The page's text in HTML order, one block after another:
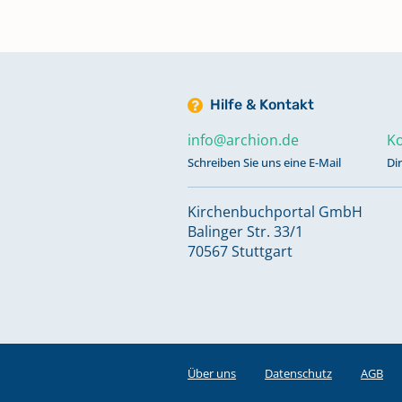
Hilfe & Kontakt
info@archion.de
Schreiben Sie uns eine E-Mail
Kirchenbuchportal GmbH
Balinger Str. 33/1
70567 Stuttgart
Über uns Datenschutz AGB